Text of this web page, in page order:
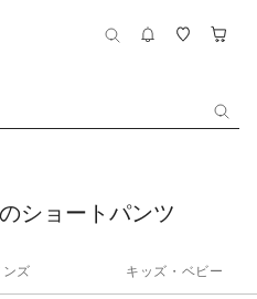
ショートパンツ
ンズ キッズ・ベビー